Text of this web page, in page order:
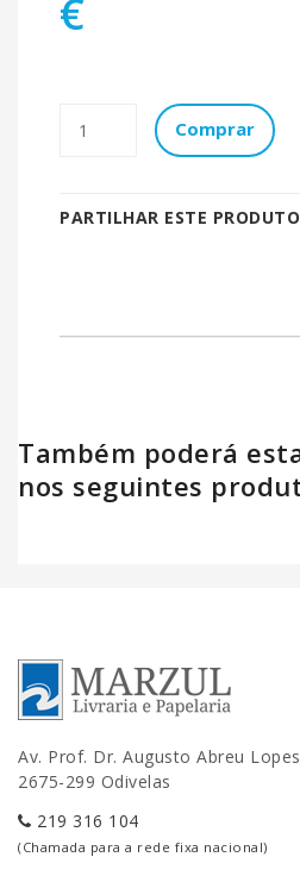
€
Comprar
PARTILHAR ESTE PRODUTO
Também poderá
nos seguintes
Av. Prof. Dr. Augusto Abreu
2675-299 Odivelas
219 316 104
(Chamada para a rede fixa nacional)